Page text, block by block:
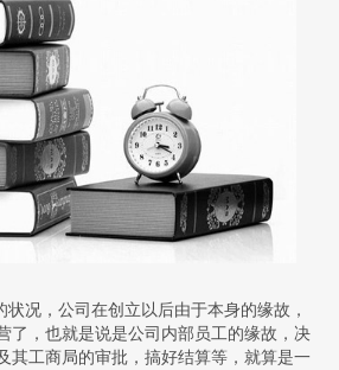
况，公司在创立以后由于本身的缘故，
了，也就是说是公司内部员工的缘故，决
其工商局的审批，搞好结算等，就算是一